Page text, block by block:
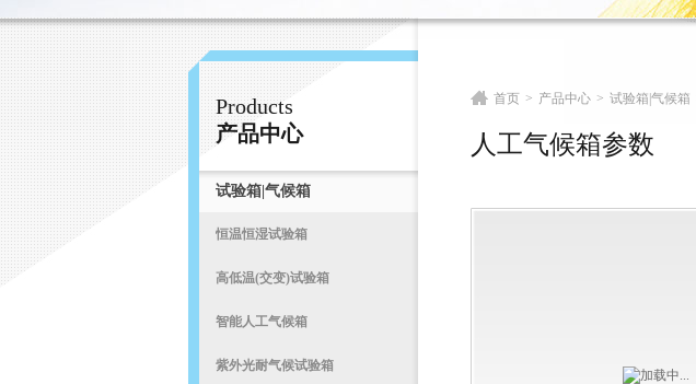
常州易晨仪器制造有限公司
Products
产品中心
试验箱|气候箱
恒温恒湿试验箱
高低温(交变)试验箱
智能人工气候箱
紫外光耐气候试验箱
首页 > 产品中心 > 试验箱|气候箱
人工气候箱参数